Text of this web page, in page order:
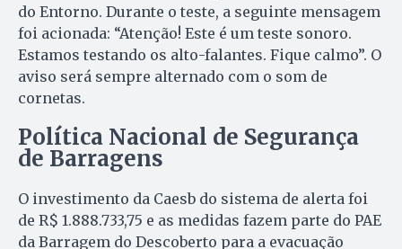
do Entorno. Durante o teste, a seguinte mensagem
foi acionada: “Atenção! Este é um teste sonoro.
Estamos testando os alto-falantes. Fique calmo”. O
aviso será sempre alternado com o som de
cornetas.
Política Nacional de Segurança
de Barragens
O investimento da Caesb do sistema de alerta foi
de R$ 1.888.733,75 e as medidas fazem parte do PAE
da Barragem do Descoberto para a evacuação